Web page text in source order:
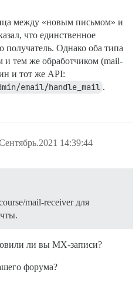
между «новым письмом» и
что единственное
получатель. Однако оба типа
и тем же обработчиком (mail-
и тот же API:
email/handle_mail .
14:39:44
mail-receiver для
ли вы MX-записи?
форума?